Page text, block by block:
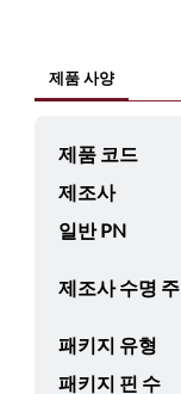
제품 사양
제품 코드
제조사
일반 PN
제조사 수명
패키지 유형
패키지 핀 수